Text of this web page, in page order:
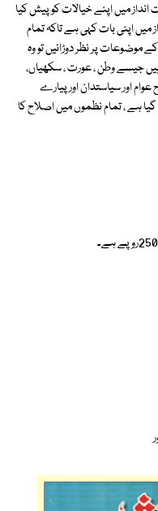
انداز میں اپنے خیالات کو پیش کیا
میں اپنی بات کہی ہے تاکہ تمام
پر نظر دوڑائیں تو وہ
جیسے وطن ، عورت ، سکھیاں،
اور سیاستدان اور پیارے
ہے ، تمام نظموں میں اصلاح کا